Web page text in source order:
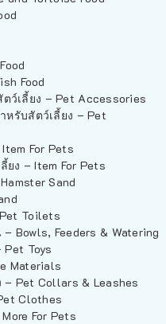
Food
เลี้ยง – Pet Accessories
รับสัตว์เลี้ยง – Pet
For Pets
ยง – Item For Pets
Sand
Toilets
Bowls, Feeders & Watering
Pet Toys
Materials
– Pet Collars & Leashes
Clothes
For Pets